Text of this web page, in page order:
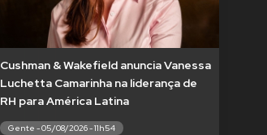
Cushman & Wakefield anuncia Vanessa
Luchetta Camarinha na liderança de
RH para América Latina
Gente - 05/08/2026 - 11h54